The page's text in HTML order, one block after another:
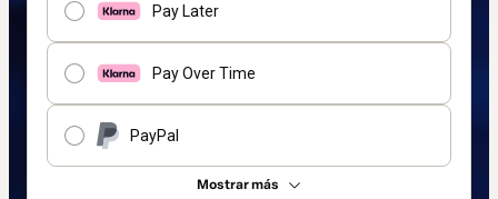
Pay Later
Pay Over Time
PayPal
Mostrar más